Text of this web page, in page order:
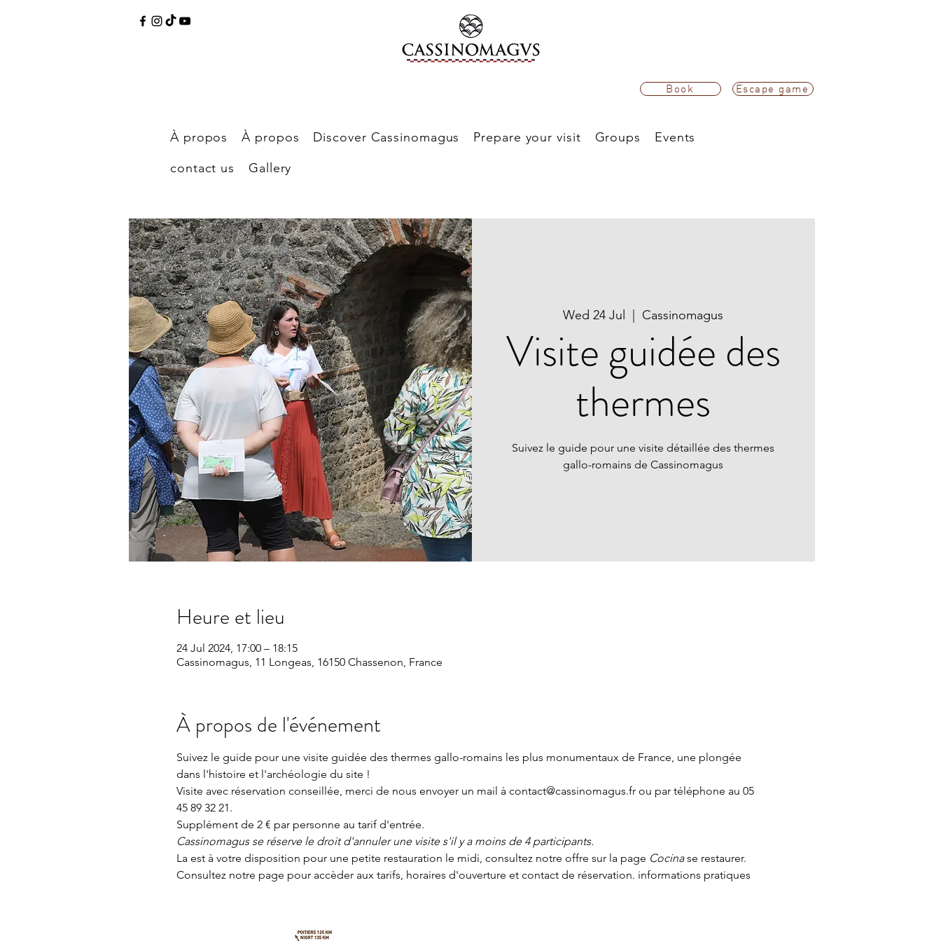
Book Escape game
À propos À propos Discover Cassinomagus Prepare your visit Groups
Events
contact us
Gallery
Wed 24 Jul
  |
Cassinomagus
Visite guidée des
thermes
Suivez le guide pour une visite détaillée des thermes
gallo-romains de Cassinomagus
Heure et lieu
24 Jul 2024, 17:00 – 18:15
Cassinomagus, 11 Longeas, 16150 Chassenon, France
À propos de l'événement
Suivez le guide pour une visite guidée des thermes gallo-romains les plus monumentaux de France, une plongée
dans l'histoire et l'archéologie du site !
Visite avec réservation conseillée, merci de nous envoyer un mail à contact@cassinomagus.fr ou par téléphone au 05
45 89 32 21.
Supplément de 2 € par personne au tarif d'entrée.
Cassinomagus se réserve le droit d'annuler une visite s'il y a moins de 4 participants.
La est à votre disposition pour une petite restauration le midi, consultez notre offre sur la page Cocina se restaurer.
Consultez notre page pour accèder aux tarifs, horaires d'ouverture et contact de réservation. informations pratiques